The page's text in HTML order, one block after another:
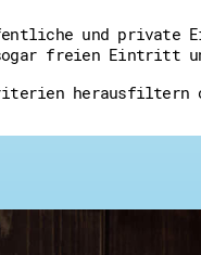
und private
freien Eintritt
herausfiltern